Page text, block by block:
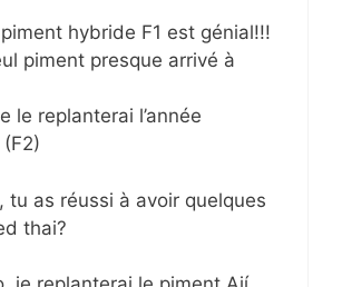
hybride F1 est génial!!!
piment presque arrivé à
le replanterai l’année
tu as réussi à avoir quelques
thai?